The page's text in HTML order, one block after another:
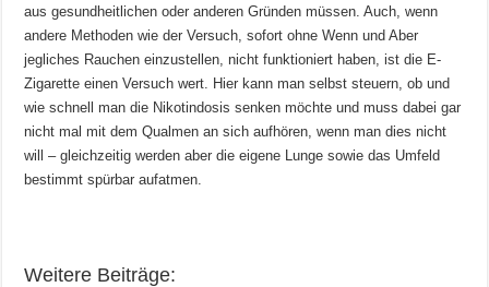
aus gesundheitlichen oder anderen Gründen müssen. Auch, wenn
andere Methoden wie der Versuch, sofort ohne Wenn und Aber
jegliches Rauchen einzustellen, nicht funktioniert haben, ist die E-
Zigarette einen Versuch wert. Hier kann man selbst steuern, ob und
wie schnell man die Nikotindosis senken möchte und muss dabei gar
nicht mal mit dem Qualmen an sich aufhören, wenn man dies nicht
will – gleichzeitig werden aber die eigene Lunge sowie das Umfeld
bestimmt spürbar aufatmen.
Weitere Beiträge: